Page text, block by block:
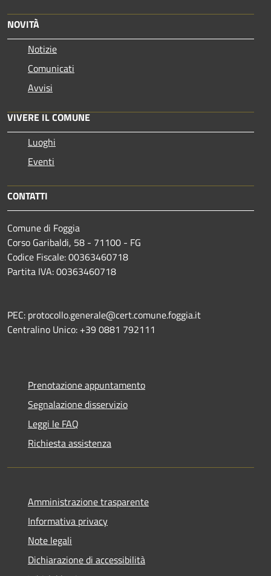
NOVITÀ
Notizie
Comunicati
Avvisi
VIVERE IL COMUNE
Luoghi
Eventi
CONTATTI
Comune di Foggia
Corso Garibaldi, 58 - 71100 - FG
Codice Fiscale: 00363460718
Partita IVA: 00363460718
PEC: protocollo.generale@cert.comune.foggia.it
Centralino Unico: +39 0881 792111
Prenotazione appuntamento
Segnalazione disservizio
Leggi le FAQ
Richiesta assistenza
Amministrazione trasparente
Informativa privacy
Note legali
Dichiarazione di accessibilità